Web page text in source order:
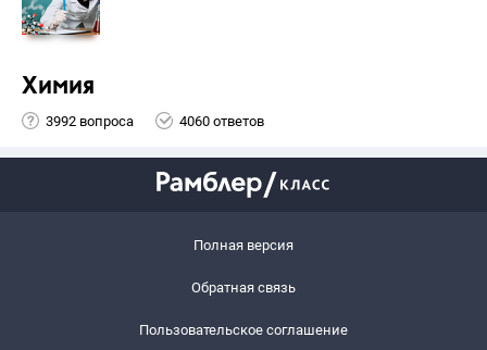
Химия
3992 вопроса 4060 ответов
Полная версия
Обратная связь
Пользовательское соглашение